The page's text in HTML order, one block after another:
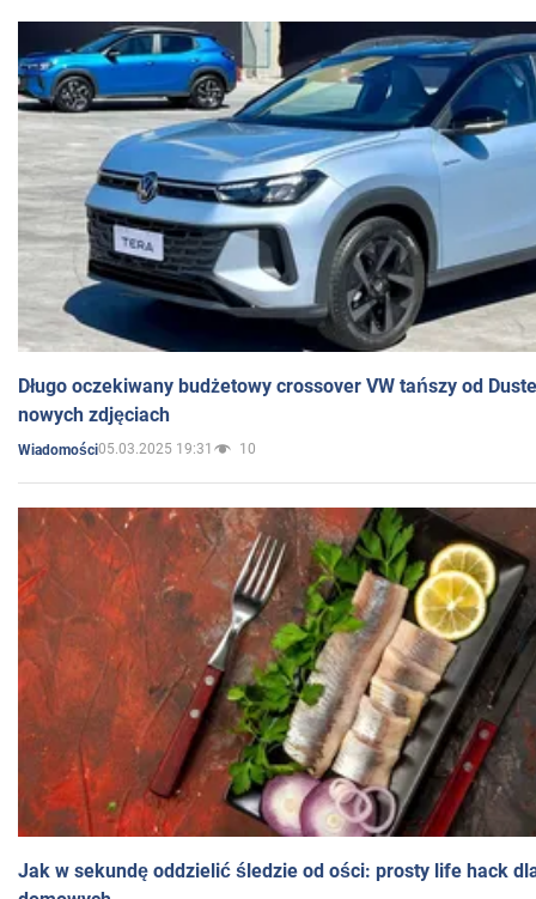
Długo oczekiwany budżetowy crossover VW tańszy od
nowych zdjęciach
Wiadomości05.03.2025 19:31 10
Jak w sekundę oddzielić śledzie od ości: prosty life hack